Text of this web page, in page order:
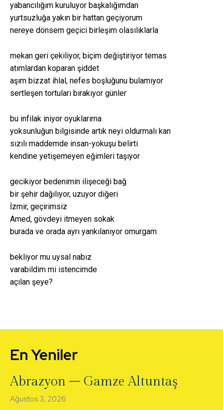
yabancılığım kuruluyor başkalığımdan
yurtsuzluğa yakın bir hattan geçiyorum
nereye dönsem geçici birleşim olasılıklarla
mekan geri çekiliyor, biçim değiştiriyor temas
atımlardan koparan şiddet
aşım bizzat ihlal, nefes boşluğunu bulamıyor
sertleşen tortuları bırakıyor günler
bu infilak iniyor oyuklarıma
yoksunluğun bilgisinde artık neyi oldurmalı kan
sızılı maddemde insan-yokuşu belirti
kendine yetişemeyen eğimleri taşıyor
gecikiyor bedenimin ilişeceği bağ
bir şehir dağılıyor, uzuyor diğeri
İzmir, geçirimsiz
Amed, gövdeyi itmeyen sokak
burada ve orada ayrı yankılanıyor omurgam
bekliyor mu uysal nabız
varabildim mi istencimde
açılan şeye?
En Yeniler
Abrazyon – Gamze Altuntaş
Ağustos 3, 2026